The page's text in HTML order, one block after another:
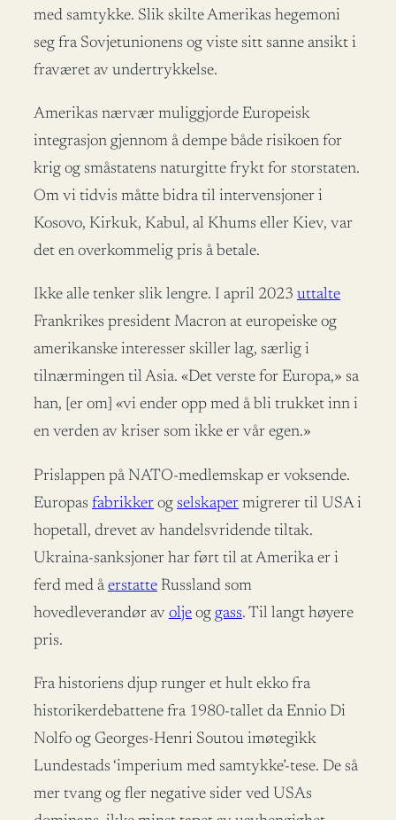
med samtykke. Slik skilte Amerikas hegemoni
seg fra Sovjetunionens og viste sitt sanne ansikt i
fraværet av undertrykkelse.
Amerikas nærvær muliggjorde Europeisk
integrasjon gjennom å dempe både risikoen for
krig og småstatens naturgitte frykt for storstaten.
Om vi tidvis måtte bidra til intervensjoner i
Kosovo, Kirkuk, Kabul, al Khums eller Kiev, var
det en overkommelig pris å betale.
Ikke alle tenker slik lengre. I april 2023 uttalte
Frankrikes president Macron at europeiske og
amerikanske interesser skiller lag, særlig i
tilnærmingen til Asia. «Det verste for Europa,» sa
han, [er om] «vi ender opp med å bli trukket inn i
en verden av kriser som ikke er vår egen.»
Prislappen på NATO-medlemskap er voksende.
Europas fabrikker og selskaper migrerer til USA i
hopetall, drevet av handelsvridende tiltak.
Ukraina-sanksjoner har ført til at Amerika er i
ferd med åerstatte Russland som
hovedleverandør av olje og gass. Til langt høyere
pris.
Fra historiens djup runger et hult ekko fra
historikerdebattene fra 1980-tallet da Ennio Di
Nolfo og Georges-Henri Soutou imøtegikk
Lundestads ‘imperium med samtykke’-tese. De så
mer tvang og fler negative sider ved USAs